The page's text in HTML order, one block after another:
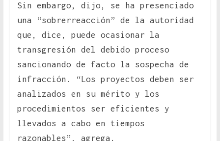
Sin embargo, dijo, se ha presenciado
una “sobrerreacción” de la autoridad
que, dice, puede ocasionar la
transgresión del debido proceso
sancionando de facto la sospecha de
infracción. “Los proyectos deben ser
analizados en su mérito y los
procedimientos ser eficientes y
llevados a cabo en tiempos
razonables”, agrega.